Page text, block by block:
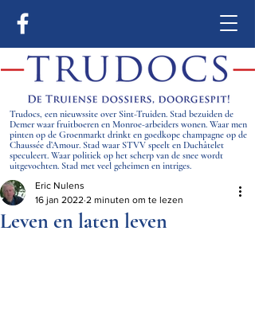
Trudocs, een nieuwssite over Sint-Truiden. Stad bezuiden de
Demer waar fruitboeren en Monroe-arbeiders wonen. Waar men
pinten op de Groenmarkt drinkt en goedkope champagne op de
Chaussée d’Amour. Stad waar STVV speelt en Duchâtelet
speculeert. Waar politiek op het scherp van de snee wordt
uitgevochten. Stad met veel geheimen en intriges.
Leven en laten leven
Eric Nulens
16 jan 2022 2 minuten om te lezen